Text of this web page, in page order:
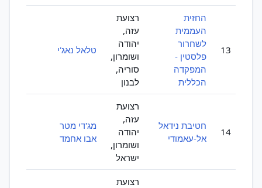
13
החזית
העממית
לשחרור
פלסטין -
המפקדה
הכללית
רצועת
עזה,
יהודה
ושומרון,
סוריה,
לבנון
טלאל נאג'י
14
חטיבת נידאל
אל-עאמודי
רצועת
עזה,
יהודה
ושומרון,
ישראל
מג'די מטר
אבו אחמד
רצועת